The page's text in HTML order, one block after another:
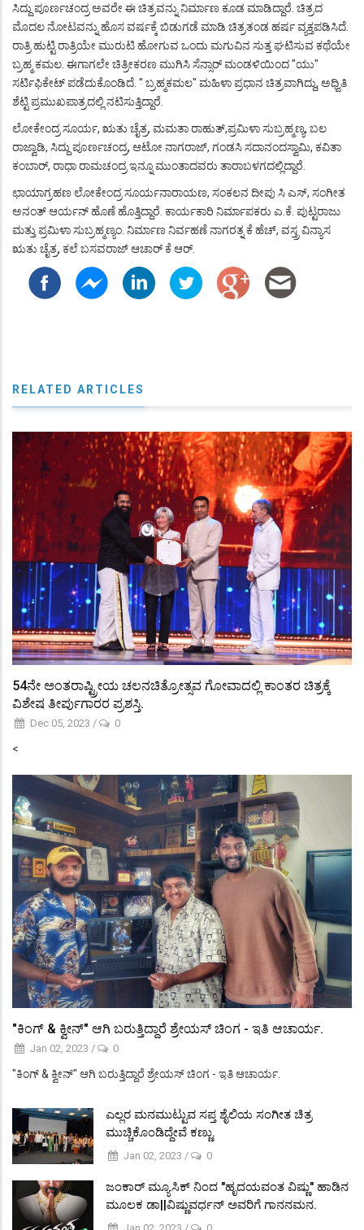
ಸಿದ್ದು ಪೂರ್ಣಚಂದ್ರ ಅವರೇ ಈ ಚಿತ್ರವನ್ನು ನಿರ್ಮಾಣ ಕೂಡ ಮಾಡಿದ್ದಾರೆ. ಚಿತ್ರದ
ಮೊದಲ ನೋಟವನ್ನು ಹೊಸ ವರ್ಷಕ್ಕೆ ಬಿಡುಗಡೆ ಮಾಡಿ ಚಿತ್ರತಂಡ ಹರ್ಷ ವ್ಯಕ್ತಪಡಿಸಿದೆ.
ರಾತ್ರಿ ಹುಟ್ಟಿ ರಾತ್ರಿಯೇ ಮುರುಟಿ ಹೋಗುವ ಒಂದು ಮಗುವಿನ ಸುತ್ತ ಘಟಿಸುವ ಕಥೆಯೇ
ಬ್ರಹ್ಮ ಕಮಲ. ಈಗಾಗಲೇ ಚಿತ್ರೀಕರಣ ಮುಗಿಸಿ ಸೆನ್ಸಾರ್ ಮಂಡಳಿಯಿಂದ "ಯು"
ಸರ್ಟಿಫಿಕೇಟ್ ಪಡೆದುಕೊಂಡಿದೆ. " ಬ್ರಹ್ಮಕಮಲ" ಮಹಿಳಾ ಪ್ರಧಾನ ಚಿತ್ರವಾಗಿದ್ದು, ಅಧ್ವಿತಿ
ಶೆಟ್ಟಿ ಪ್ರಮುಖಪಾತ್ರದಲ್ಲಿ ನಟಿಸುತ್ತಿದ್ದಾರೆ.
ಲೋಕೇಂದ್ರ ಸೂರ್ಯ, ಋತು ಚೈತ್ರ, ಮಮತಾ ರಾಹುತ್,ಪ್ರಮಿಳಾ ಸುಬ್ರಹ್ಮಣ್ಯ, ಬಲ
ರಾಜ್ವಾಡಿ, ಸಿದ್ದು ಪೂರ್ಣಚಂದ್ರ, ಆಟೋ ನಾಗರಾಜ್, ಗಂಡಸಿ ಸದಾನಂದಸ್ವಾಮಿ, ಕವಿತಾ
ಕಂಬಾರ್, ರಾಧಾ ರಾಮಚಂದ್ರ ಇನ್ನೂ ಮುಂತಾದವರು ತಾರಾಬಳಗದಲ್ಲಿದ್ದಾರೆ.
ಛಾಯಾಗ್ರಹಣ ಲೋಕೇಂದ್ರ ಸೂರ್ಯನಾರಾಯಣ, ಸಂಕಲನ ದೀಪು ಸಿ ಎಸ್, ಸಂಗೀತ
ಅನಂತ್ ಆರ್ಯನ್ ಹೊಣೆ ಹೊತ್ತಿದ್ದಾರೆ. ಕಾರ್ಯಕಾರಿ ನಿರ್ಮಾಪಕರು ಎ.ಕೆ. ಪುಟ್ಟರಾಜು
ಮತ್ತು ಪ್ರಮಿಳಾ ಸುಬ್ರಹ್ಮಣ್ಯಂ. ನಿರ್ಮಾಣ ನಿರ್ವಹಣೆ ನಾಗರತ್ನ ಕೆ ಹೆಚ್, ವಸ್ತ್ರ ವಿನ್ಯಾಸ
ಋತು ಚೈತ್ರ, ಕಲೆ ಬಸವರಾಜ್ ಆಚಾರ್ ಕೆ ಆರ್.
RELATED ARTICLES
54ನೇ ಅಂತರಾಷ್ಟ್ರೀಯ ಚಲನಚಿತ್ರೋತ್ಸವ ಗೋವಾದಲ್ಲಿ ಕಾಂತರ ಚಿತ್ರಕ್ಕೆ
ವಿಶೇಷ ತೀರ್ಪುಗಾರರ ಪ್ರಶಸ್ತಿ.
Dec 05, 2023 / 0
<
"ಕಿಂಗ್ & ಕ್ವೀನ್" ಆಗಿ ಬರುತ್ತಿದ್ದಾರೆ ಶ್ರೇಯಸ್ ಚಿಂಗ - ಇತಿ ಆಚಾರ್ಯ.
Jan 02, 2023 / 0
"ಕಿಂಗ್ & ಕ್ವೀನ್" ಆಗಿ ಬರುತ್ತಿದ್ದಾರೆ ಶ್ರೇಯಸ್ ಚಿಂಗ - ಇತಿ ಆಚಾರ್ಯ.
ಎಲ್ಲರ ಮನಮುಟ್ಟುವ ಸಪ್ತ ಶೈಲಿಯ ಸಂಗೀತ ಚಿತ್ರ
ಮುಚ್ಚಿಕೊಂಡಿದ್ದೇವೆ ಕಣ್ಣು.
Jan 02, 2023 / 0
ಜಂಕಾರ್ ಮ್ಯೂಸಿಕ್ ನಿಂದ "ಹೃದಯವಂತ ವಿಷ್ಣು" ಹಾಡಿನ
ಮೂಲಕ ಡಾ||ವಿಷ್ಣುವರ್ಧನ್ ಅವರಿಗೆ ಗಾನನಮನ.